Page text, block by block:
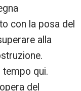
con la posa del
alla
tempo qui.
del